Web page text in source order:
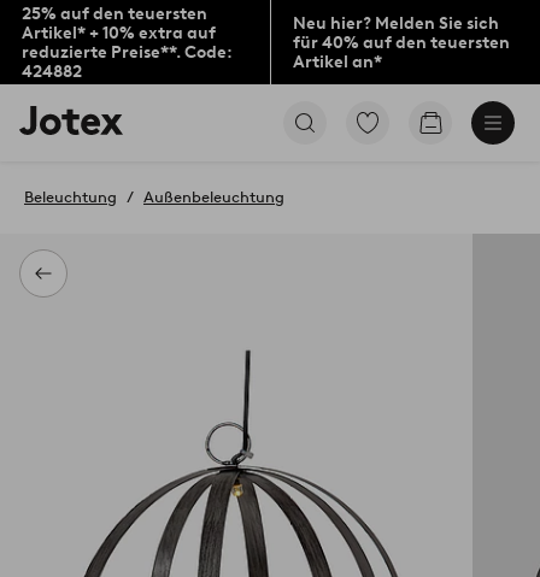
25% auf den teuersten
Artikel* + 10% extra auf
reduzierte Preise**. Code:
424882
Neu hier? Melden Sie sich
für 40% auf den teuersten
Artikel an*
Jotex-
Logo
Startseite
Zu
Zum
Zurück
Beleuchtung Außenbeleuchtung